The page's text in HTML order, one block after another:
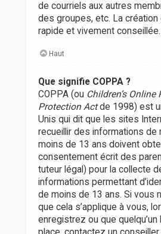
de courriels aux autres
des groupes, etc. La création
rapide et vivement conseillée.
Haut
Que signifie COPPA ?
COPPA (ou Children’s Online
Protection Actde 1998) est
Unis qui dit que les sites
recueillir des informations de
moins de 13 ans doivent
consentement écrit des
tuteur légal) pour la collecte
informations permettant
de moins de 13 ans. Si vous
que cela s’applique à vous,
enregistrez ou que